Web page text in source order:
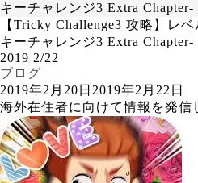
キーチャレンジ3 Extra Chapter‐
【Tricky Challenge3 攻略】レ
キーチャレンジ3 Extra Chapter‐
2019 2/22
ブログ
2019年2月20日 2019年2月22日
海外在住者に向けて情報を発信